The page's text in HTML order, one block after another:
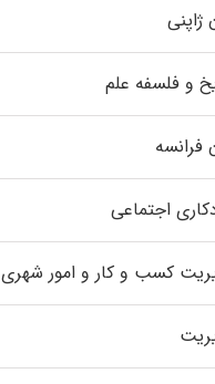
ژاپنی
و فلسفه علم
فرانسه
اجتماعی
کسب و کار و امور شهری